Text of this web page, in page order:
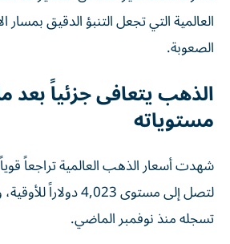
العالمية التي تجعل التنبؤ الدقيق بمسار
الصعوبة.
الذهب يتعافى جزئياً بعد
مستوياته
شهدت أسعار الذهب العالمية تراجعاً
لتصل إلى مستوى 4,023
تسجله منذ نوفمبر الماضي.